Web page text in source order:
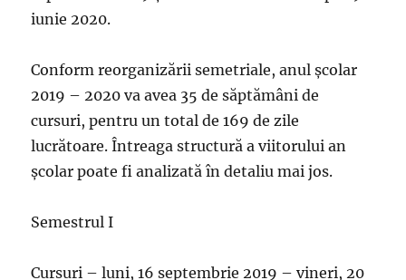
iunie 2020.
Conform reorganizării semetriale, anul școlar
2019 – 2020 va avea 35 de săptămâni de
cursuri, pentru un total de 169 de zile
lucrătoare. Întreaga structură a viitorului an
școlar poate fi analizată în detaliu mai jos.
Semestrul I
Cursuri – luni, 16 septembrie 2019 – vineri, 20